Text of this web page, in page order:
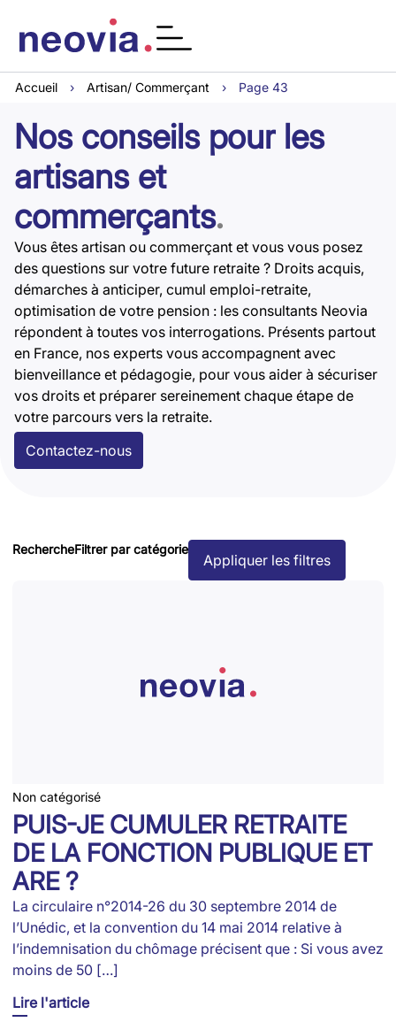
Accueil › Artisan/ Commerçant › Page 43
Nos conseils pour les
artisans et
commerçants.
Vous êtes artisan ou commerçant et vous vous posez
des questions sur votre future retraite ? Droits acquis,
démarches à anticiper, cumul emploi-retraite,
optimisation de votre pension : les consultants Neovia
répondent à toutes vos interrogations. Présents partout
en France, nos experts vous accompagnent avec
bienveillance et pédagogie, pour vous aider à sécuriser
vos droits et préparer sereinement chaque étape de
votre parcours vers la retraite.
Contactez-nous
RechercheFiltrer par catégorie
Appliquer les filtres
Non catégorisé
PUIS-JE CUMULER RETRAITE
DE LA FONCTION PUBLIQUE ET
ARE ?
La circulaire n°2014-26 du 30 septembre 2014 de
l’Unédic, et la convention du 14 mai 2014 relative à
l’indemnisation du chômage précisent que : Si vous avez
moins de 50 […]
Lire l'article